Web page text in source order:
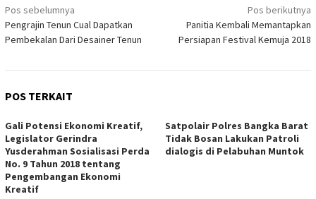
Navigasi
pos
Pos sebelumnya
Pengrajin Tenun Cual Dapatkan
Pembekalan Dari Desainer Tenun
Pos berikutnya
Panitia Kembali Memantapkan
Persiapan Festival Kemuja 2018
POS TERKAIT
Gali Potensi Ekonomi Kreatif,
Legislator Gerindra
Yusderahman Sosialisasi Perda
No. 9 Tahun 2018 tentang
Pengembangan Ekonomi
Kreatif
Satpolair Polres Bangka Barat
Tidak Bosan Lakukan Patroli
dialogis di Pelabuhan Muntok